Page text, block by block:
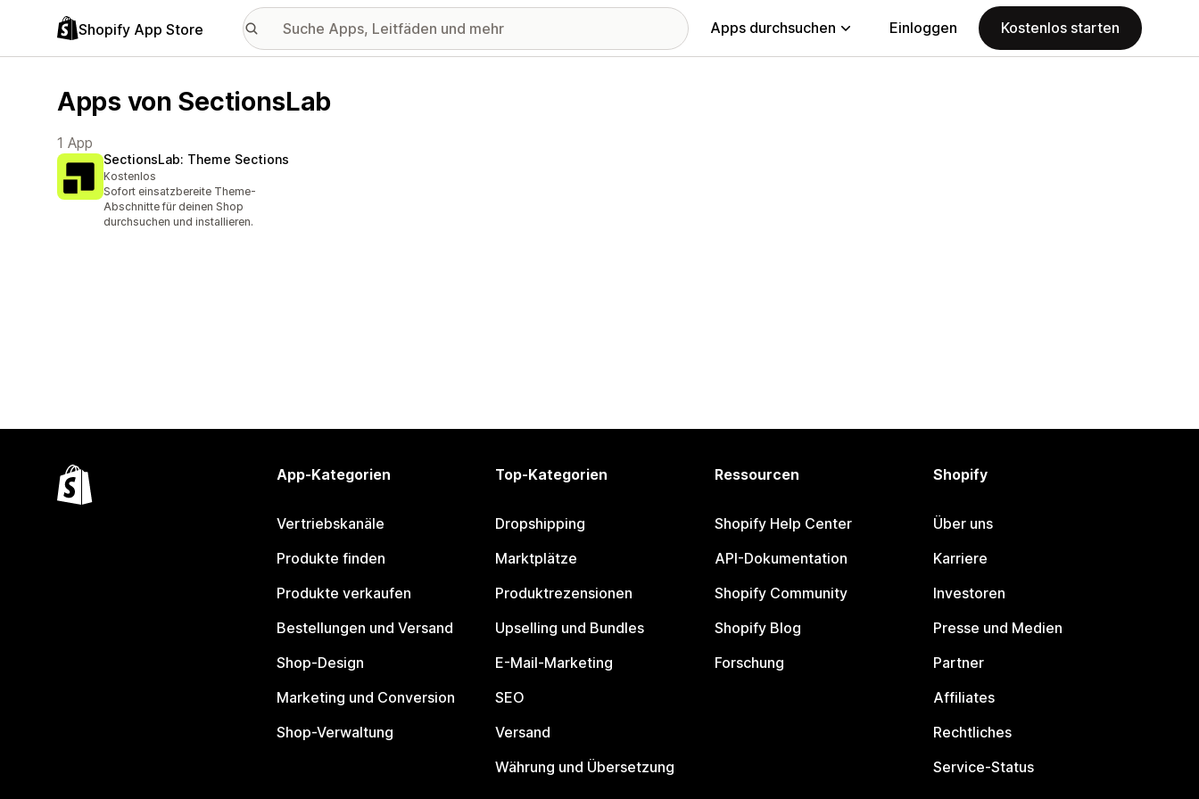
Shopify App Store Apps durchsuchen Einloggen Kostenlos starten
Apps von SectionsLab
1 App
SectionsLab: Theme Sections
Kostenlos
Sofort einsatzbereite Theme-
Abschnitte für deinen Shop
durchsuchen und installieren.
App-Kategorien
Vertriebskanäle
Produkte finden
Produkte verkaufen
Bestellungen und Versand
Shop-Design
Marketing und Conversion
Shop-Verwaltung
Top-Kategorien
Dropshipping
Marktplätze
Produktrezensionen
Upselling und Bundles
E-Mail-Marketing
SEO
Versand
Währung und Übersetzung
Ressourcen
Shopify Help Center
API-Dokumentation
Shopify Community
Shopify Blog
Forschung
Shopify
Über uns
Karriere
Investoren
Presse und Medien
Partner
Affiliates
Rechtliches
Service-Status